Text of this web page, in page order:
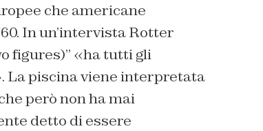
che americane
In un’intervista Rotter
figures)” «ha tutti gli
La piscina viene interpretata
però non ha mai
detto di essere